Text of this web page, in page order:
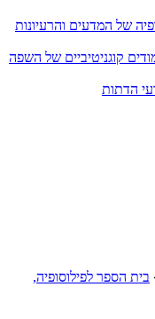
של המדעים והרעיונות
קוגניטיביים של השפה
הדתות
בית הספר לפילוסופיה,